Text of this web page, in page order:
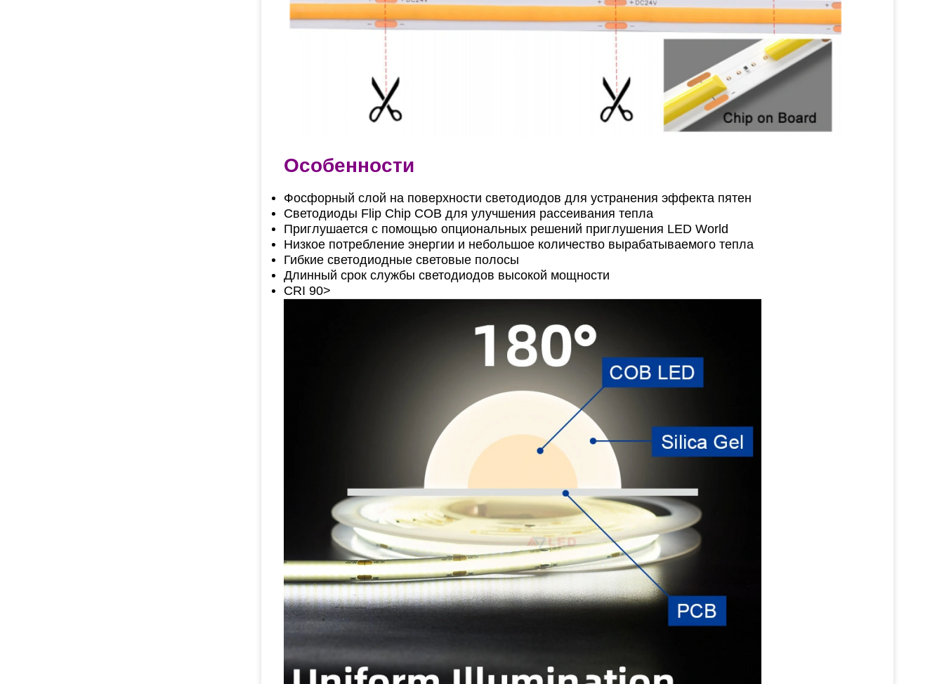
Особенности
Фосфорный слой на поверхности светодиодов для устранения эффекта пятен
Светодиоды Flip Chip COB для улучшения рассеивания тепла
Приглушается с помощью опциональных решений приглушения LED World
Низкое потребление энергии и небольшое количество вырабатываемого тепла
Гибкие светодиодные световые полосы
Длинный срок службы светодиодов высокой мощности
CRI 90>